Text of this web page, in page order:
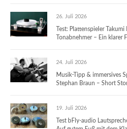
26. Juli 2026
Test: Plattenspieler
Tonabnehmer – Ein klarer
24. Juli 2026
Musik-Tipp & immersives
Stephan Braun – Short
19. Juli 2026
Test bFly-audio